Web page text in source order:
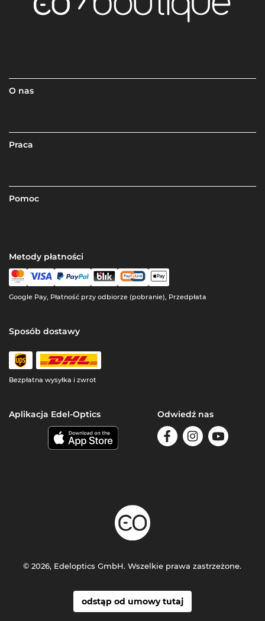
O nas
Praca
Pomoc
Metody płatności
Google Pay, Płatność przy odbiorze (pobranie), Przedpłata
Sposób dostawy
Bezpłatna wysyłka i zwrot
Aplikacja Edel-Optics Odwiedź nas
odstąp od umowy tutaj
© 2026, Edeloptics GmbH. Wszelkie prawa zastrzeżone.